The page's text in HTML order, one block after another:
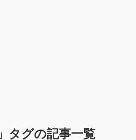
」タグの記事一覧